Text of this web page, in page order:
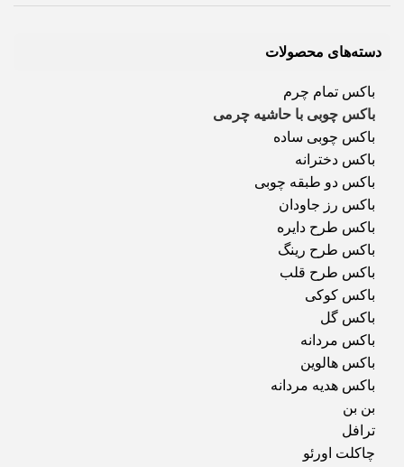
دسته‌های محصولات
باکس تمام چرم
باکس چوبی با حاشیه چرمی
باکس چوبی ساده
باکس دخترانه
باکس دو طبقه چوبی
باکس رز جاودان
باکس طرح دایره
باکس طرح رینگ
باکس طرح قلب
باکس کوکی
باکس گل
باکس مردانه
باکس هالوین
باکس هدیه مردانه
بن بن
ترافل
چاکلت اورئو